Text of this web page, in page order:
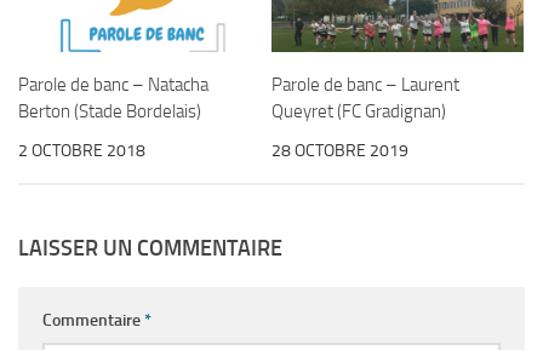
Parole de banc – Natacha
Berton (Stade Bordelais)
2 OCTOBRE 2018
Parole de banc – Laurent
Queyret (FC Gradignan)
28 OCTOBRE 2019
LAISSER UN COMMENTAIRE
Commentaire*